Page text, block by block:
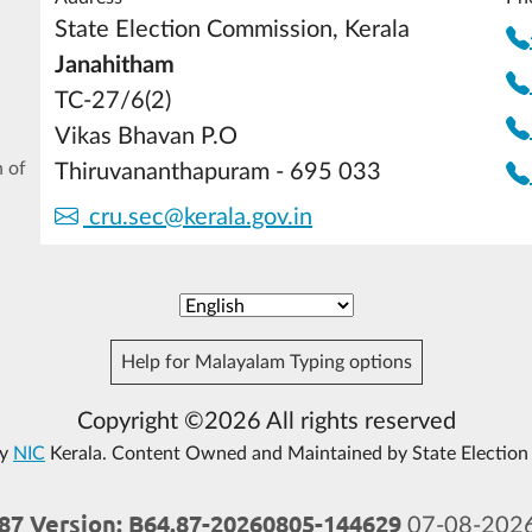
of
State Election Commission, Kerala
Janahitham
TC-27/6(2)
Vikas Bhavan P.O
Thiruvananthapuram - 695 033
cru.sec@kerala.gov.in
Help for Malayalam Typing options
Copyright ©2026 All rights reserved
NIC Kerala. Content Owned and Maintained by State Election
Version: B64.87-20260805-144629 07-08-